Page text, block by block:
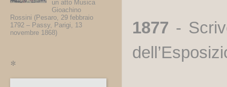
1877 -
un atto Musica
Gioachino
Rossini (Pesaro, 29 febbraio
1792 – Passy, Parigi, 13
novembre 1868)
*